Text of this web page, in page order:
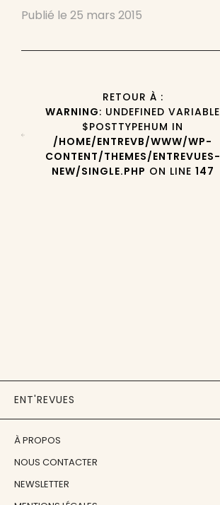
Publié le 25 mars 2015
RETOUR À :
WARNING: UNDEFINED VARIABLE
$POSTTYPEHUM IN
/HOME/ENTREVB/WWW/WP-
CONTENT/THEMES/ENTREVUES-
NEW/SINGLE.PHP ON LINE 147
ENT'REVUES
À PROPOS
NOUS CONTACTER
NEWSLETTER